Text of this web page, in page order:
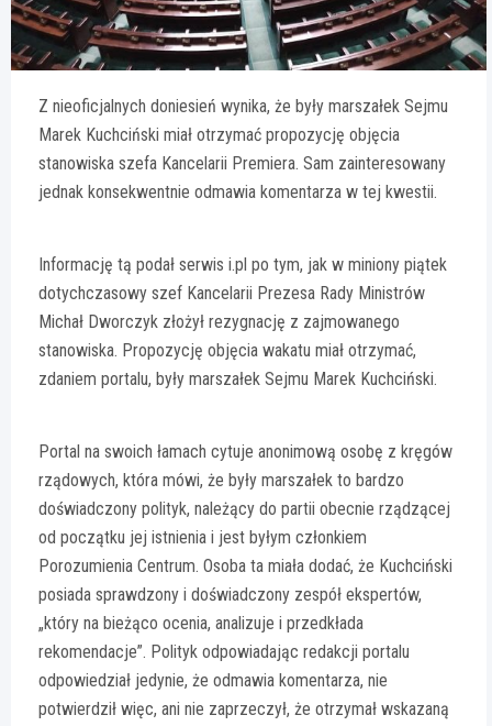
Z nieoficjalnych doniesień wynika, że były marszałek Sejmu
Marek Kuchciński miał otrzymać propozycję objęcia
stanowiska szefa Kancelarii Premiera. Sam zainteresowany
jednak konsekwentnie odmawia komentarza w tej kwestii.
Informację tą podał serwis i.pl po tym, jak w miniony piątek
dotychczasowy szef Kancelarii Prezesa Rady Ministrów
Michał Dworczyk złożył rezygnację z zajmowanego
stanowiska. Propozycję objęcia wakatu miał otrzymać,
zdaniem portalu, były marszałek Sejmu Marek Kuchciński.
Portal na swoich łamach cytuje anonimową osobę z kręgów
rządowych, która mówi, że były marszałek to bardzo
doświadczony polityk, należący do partii obecnie rządzącej
od początku jej istnienia i jest byłym członkiem
Porozumienia Centrum. Osoba ta miała dodać, że Kuchciński
posiada sprawdzony i doświadczony zespół ekspertów,
„który na bieżąco ocenia, analizuje i przedkłada
rekomendacje”. Polityk odpowiadając redakcji portalu
odpowiedział jedynie, że odmawia komentarza, nie
potwierdził więc, ani nie zaprzeczył, że otrzymał wskazaną